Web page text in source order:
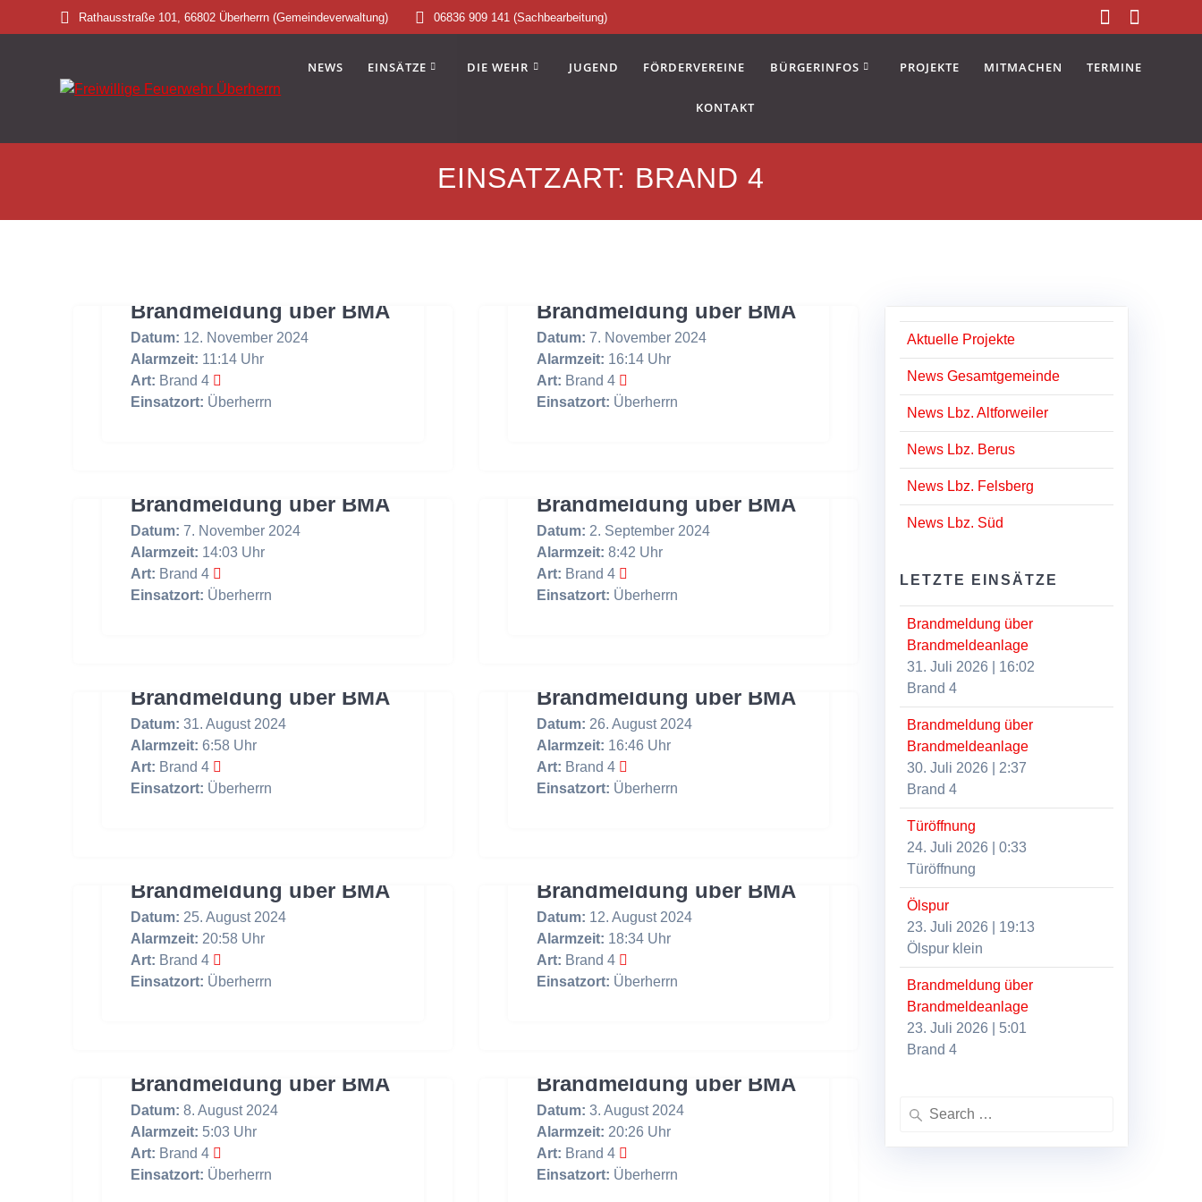
to
Rathausstraße 101, 66802 Überherrn (Gemeindeverwaltung) 06836 909 141 (Sachbearbeitung)
NEWS EINSÄTZE DIE WEHR JUGEND FÖRDERVEREINE BÜRGERINFOS PROJEKTE MITMACHEN TERMINE
KONTAKT
EINSATZART: BRAND 4
Brandmeldung über BMA
Datum: 12. November 2024
Alarmzeit: 11:14 Uhr
Art: Brand 4
Einsatzort: Überherrn
Brandmeldung über BMA
Datum: 7. November 2024
Alarmzeit: 16:14 Uhr
Art: Brand 4
Einsatzort: Überherrn
Brandmeldung über BMA
Datum: 7. November 2024
Alarmzeit: 14:03 Uhr
Art: Brand 4
Einsatzort: Überherrn
Brandmeldung über BMA
Datum: 2. September 2024
Alarmzeit: 8:42 Uhr
Art: Brand 4
Einsatzort: Überherrn
Brandmeldung über BMA
Datum: 31. August 2024
Alarmzeit: 6:58 Uhr
Art: Brand 4
Einsatzort: Überherrn
Brandmeldung über BMA
Datum: 26. August 2024
Alarmzeit: 16:46 Uhr
Art: Brand 4
Einsatzort: Überherrn
Brandmeldung über BMA
Datum: 25. August 2024
Alarmzeit: 20:58 Uhr
Art: Brand 4
Einsatzort: Überherrn
Brandmeldung über BMA
Datum: 12. August 2024
Alarmzeit: 18:34 Uhr
Art: Brand 4
Einsatzort: Überherrn
Brandmeldung über BMA
Datum: 8. August 2024
Alarmzeit: 5:03 Uhr
Art: Brand 4
Einsatzort: Überherrn
Brandmeldung über BMA
Datum: 3. August 2024
Alarmzeit: 20:26 Uhr
Art: Brand 4
Einsatzort: Überherrn
Aktuelle Projekte
News Gesamtgemeinde
News Lbz. Altforweiler
News Lbz. Berus
News Lbz. Felsberg
News Lbz. Süd
LETZTE EINSÄTZE
Brandmeldung über
Brandmeldeanlage
31. Juli 2026
16:02
Brand 4
Brandmeldung über
Brandmeldeanlage
30. Juli 2026
2:37
Brand 4
Türöffnung
24. Juli 2026 |0:33
Türöffnung
Ölspur
23. Juli 2026
19:13
Ölspur klein
Brandmeldung über
Brandmeldeanlage
23. Juli 2026
5:01
Brand 4
Search